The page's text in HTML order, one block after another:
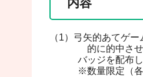
（1）弓矢的あてゲー
的に的中させた児
バッジを配布し
※数量限定（各日